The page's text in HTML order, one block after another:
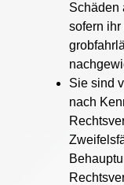
Schäden
sofern
Sie sind
nach